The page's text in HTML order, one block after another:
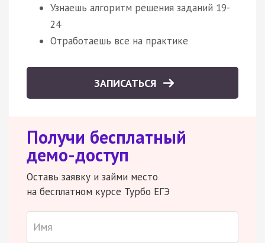
Узнаешь алгоритм решения заданий 19-
24
Отработаешь все на практике
ЗАПИСАТЬСЯ
Получи бесплатный
демо-доступ
Оставь заявку и займи место
на бесплатном курсе Турбо ЕГЭ